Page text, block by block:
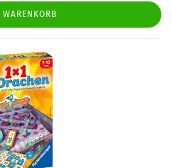
WARENKORB